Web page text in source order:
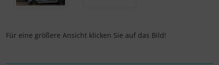
Für eine größere Ansicht klicken Sie auf das Bild!